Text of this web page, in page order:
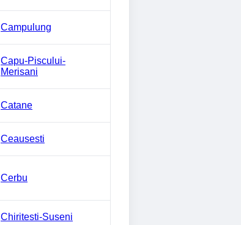
Campulung
Capu-Piscului-
Merisani
Catane
Ceausesti
Cerbu
Chiritesti-Suseni